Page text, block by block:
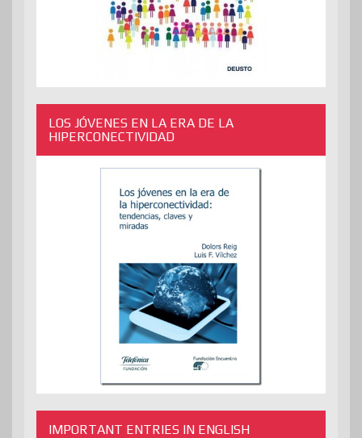
LOS JÓVENES EN LA ERA DE LA
HIPERCONECTIVIDAD
IMPORTANT ENTRIES IN ENGLISH